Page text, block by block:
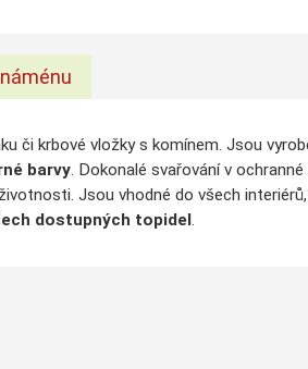
či krbové vložky s komínem. Jsou
barvy. Dokonalé svařování v
Jsou vhodné do všech
dostupných topidel.